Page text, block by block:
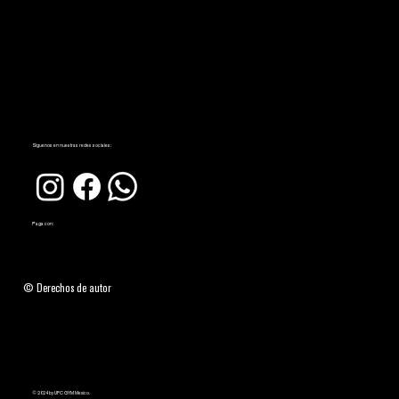
Síguenos en nuestras redes sociales:
Paga con:
© Derechos de autor
© 2024 by UFC GYM México.